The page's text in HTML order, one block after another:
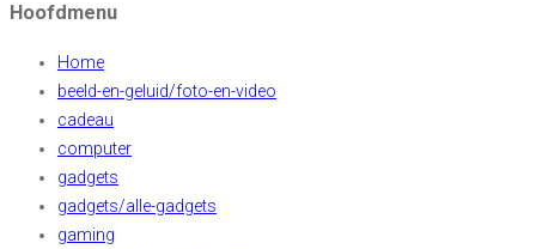
Hoofdmenu
Home
beeld-en-geluid/foto-en-video
cadeau
computer
gadgets
gadgets/alle-gadgets
gaming